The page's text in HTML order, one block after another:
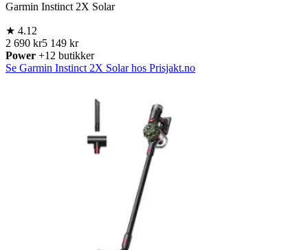
Garmin Instinct 2X Solar
★ 4.12
2 690 kr5 149 kr
Power +12 butikker
Se Garmin Instinct 2X Solar hos Prisjakt.no